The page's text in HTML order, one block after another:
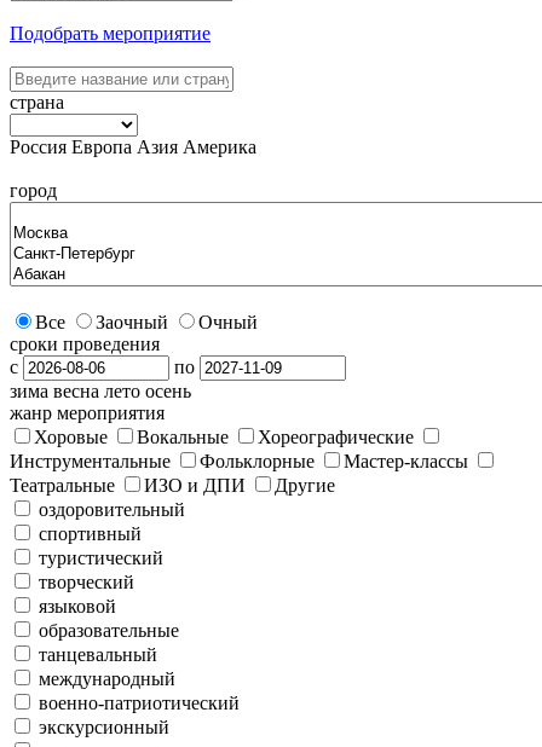
Подобрать мероприятие
страна
Россия Европа Азия Америка
город
Все Заочный
Очный
сроки проведения
с
по
зима весна лето осень
жанр мероприятия
Хоровые
Вокальные
Хореографические
Инструментальные
Фольклорные
Мастер-классы
Театральные
ИЗО и ДПИ
Другие
оздоровительный
спортивный
туристический
творческий
языковой
образовательные
танцевальный
международный
военно-патриотический
экскурсионный